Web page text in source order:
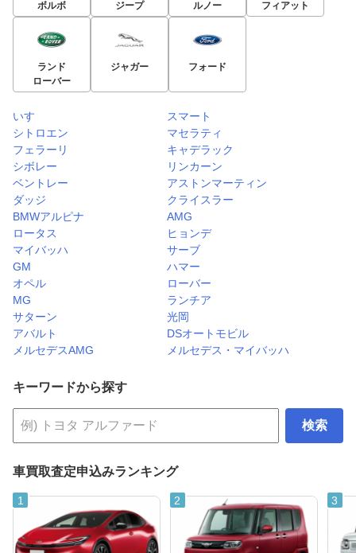
ボルボ ジープ ルノー フィアット
ランド
ローバー
ジャガー フォード
いすゞ
スマート
シトロエン
マセラティ
フェラーリ
キャデラック
シボレー
リンカーン
ベントレー
アストンマーティン
ダッジ
クライスラー
BMWアルピナ
AMG
ロータス
ヒョンデ
マイバッハ
サーブ
GM
ハマー
オペル
ローバー
MG
ランチア
サターン
光岡
アバルト
DSオートモビル
メルセデスAMG
メルセデス・マイバッハ
キーワードから探す
検索
車買取査定申込みランキング